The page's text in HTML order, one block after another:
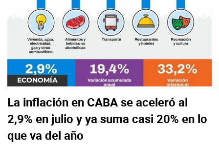
ECONOMÍA
La inflación en CABA se aceleró al
2,9% en julio y ya suma casi 20% en lo
que va del año